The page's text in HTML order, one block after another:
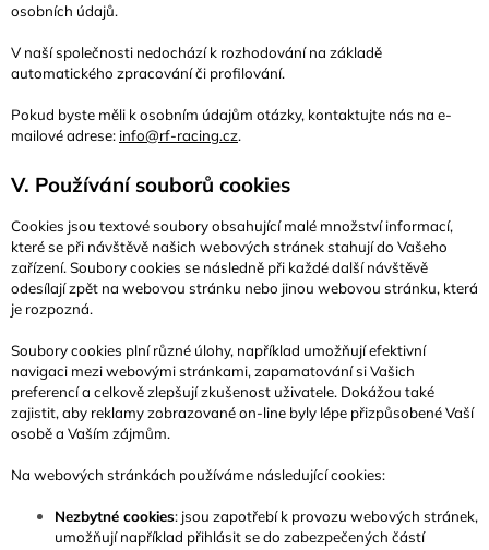
osobních údajů.
V naší společnosti nedochází k rozhodování na základě
automatického zpracování či profilování.
Pokud byste měli k osobním údajům otázky, kontaktujte nás na e-
mailové adrese: info@rf-racing.cz.
V. Používání souborů cookies
Cookies jsou textové soubory obsahující malé množství informací,
které se při návštěvě našich webových stránek stahují do Vašeho
zařízení. Soubory cookies se následně při každé další návštěvě
odesílají zpět na webovou stránku nebo jinou webovou stránku, která
je rozpozná.
Soubory cookies plní různé úlohy, například umožňují efektivní
navigaci mezi webovými stránkami, zapamatování si Vašich
preferencí a celkově zlepšují zkušenost uživatele. Dokážou také
zajistit, aby reklamy zobrazované on-line byly lépe přizpůsobené Vaší
osobě a Vaším zájmům.
Na webových stránkách používáme následující cookies:
Nezbytné cookies: jsou zapotřebí k provozu webových stránek,
umožňují například přihlásit se do zabezpečených částí